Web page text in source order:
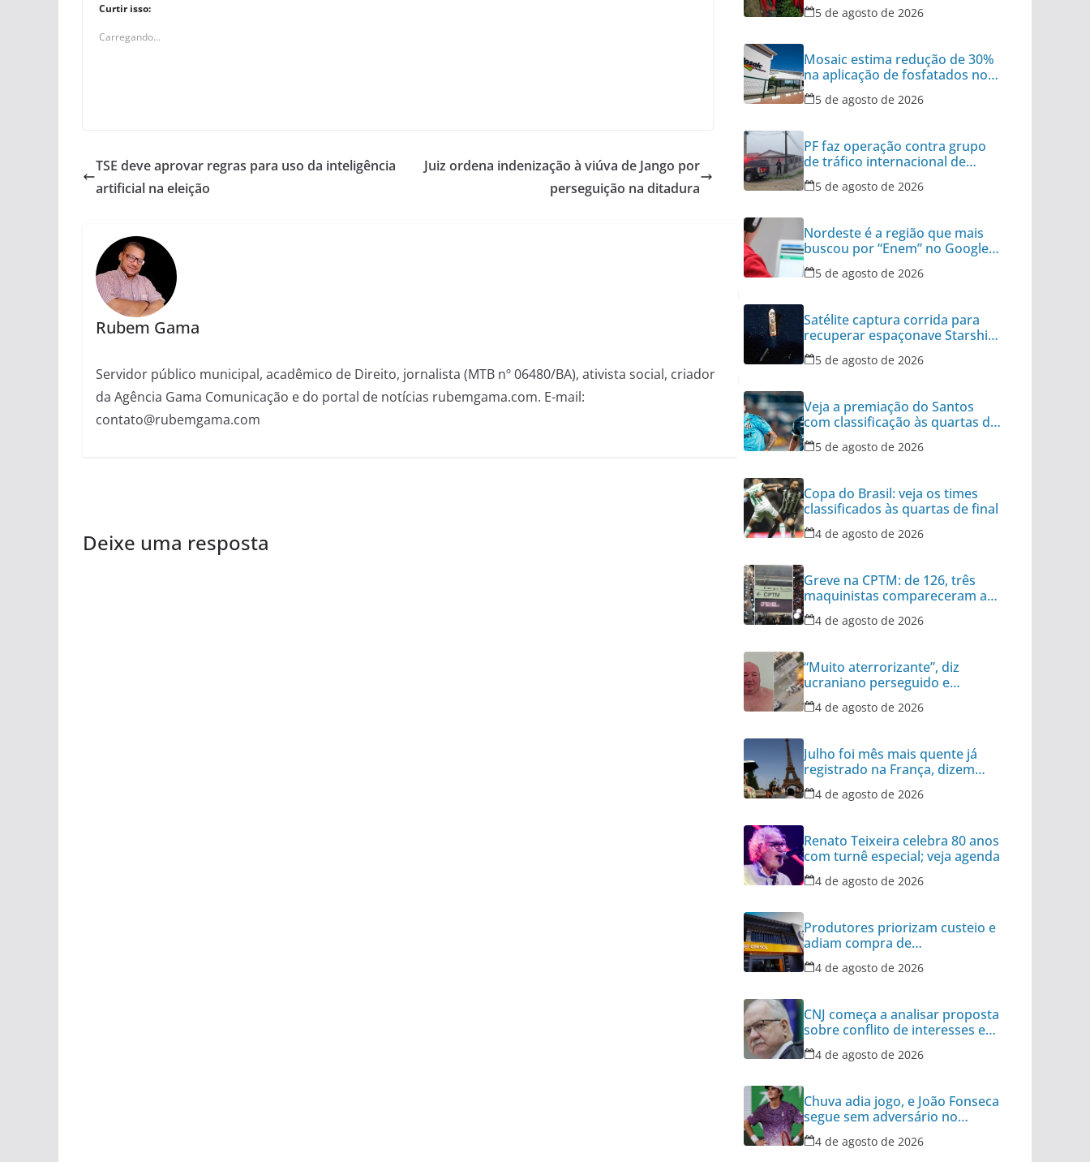
Curtir isso:
Carregando...
TSE deve aprovar regras para uso da inteligência
artificial na eleição
Juiz ordena indenização à viúva de Jango por
perseguição na ditadura
Rubem Gama
Servidor público municipal, acadêmico de Direito, jornalista (MTB nº 06480/BA), ativista social, criador
da Agência Gama Comunicação e do portal de notícias rubemgama.com. E-mail:
contato@rubemgama.com
Deixe uma resposta
5 de agosto de 2026
Mosaic estima redução de 30%
na aplicação de fosfatados no
Brasil
5 de agosto de 2026
PF faz operação contra grupo
de tráfico internacional de
armas
5 de agosto de 2026
Nordeste é a região que mais
buscou por “Enem” no Google
no último ano
5 de agosto de 2026
Satélite captura corrida para
recuperar espaçonave Starship
no Oceano
5 de agosto de 2026
Veja a premiação do Santos
com classificação às quartas da
Copa do Brasil
5 de agosto de 2026
Copa do Brasil: veja os times
classificados às quartas de final
4 de agosto de 2026
Greve na CPTM: de 126, três
maquinistas compareceram ao
serviço nesta terça
4 de agosto de 2026
“Muito aterrorizante”, diz
ucraniano perseguido e
atacado por drone
4 de agosto de 2026
Julho foi mês mais quente já
registrado na França, dizem
meteorologistas
4 de agosto de 2026
Renato Teixeira celebra 80 anos
com turnê especial; veja agenda
4 de agosto de 2026
Produtores priorizam custeio e
adiam compra de
equipamentos, avalia Cresol
4 de agosto de 2026
CNJ começa a analisar proposta
sobre conflito de interesses em
tribunais
4 de agosto de 2026
Chuva adia jogo, e João Fonseca
segue sem adversário no
Masters de Montreal
4 de agosto de 2026